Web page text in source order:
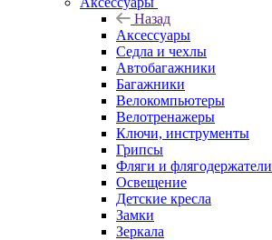
Назад
Аксессуары
Седла и чехлы
Автобагажники
Багажники
Велокомпьютеры
Велотренажеры
Ключи, инструменты
Грипсы
Фляги и флягодержатели
Освещение
Детские кресла
Замки
Зеркала